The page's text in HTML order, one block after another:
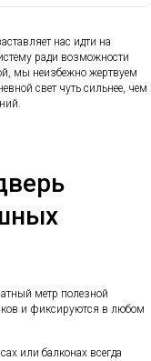
нас идти на
ради возможности
мы неизбежно жертвуем
свет чуть сильнее, чем
метр полезной
и фиксируются в любом
или балконах всегда